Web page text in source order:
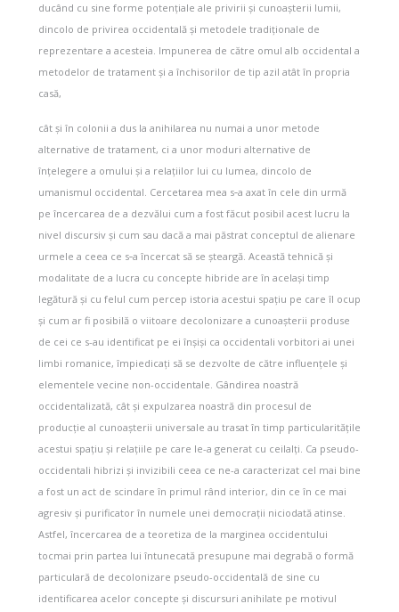
ducând cu sine forme potențiale ale privirii și cunoașterii lumii,
dincolo de privirea occidentală și metodele tradiționale de
reprezentare a acesteia. Impunerea de către omul alb occidental a
metodelor de tratament și a închisorilor de tip azil atât în propria
casă,
cât și în colonii a dus la anihilarea nu numai a unor metode
alternative de tratament, ci a unor moduri alternative de
înțelegere a omului și a relațiilor lui cu lumea, dincolo de
umanismul occidental. Cercetarea mea s‑a axat în cele din urmă
pe încercarea de a dezvălui cum a fost făcut posibil acest lucru la
nivel discursiv și cum sau dacă a mai păstrat conceptul de alienare
urmele a ceea ce s‑a încercat să se șteargă. Această tehnică și
modalitate de a lucra cu concepte hibride are în același timp
legătură și cu felul cum percep istoria acestui spațiu pe care îl ocup
și cum ar fi posibilă o viitoare decolonizare a cunoașterii produse
de cei ce s-au identificat pe ei înșiși ca occidentali vorbitori ai unei
limbi romanice, împiedicați să se dezvolte de către influențele și
elementele vecine non-occidentale. Gândirea noastră
occidentalizată, cât și expulzarea noastră din procesul de
producție al cunoașterii universale au trasat în timp particularitățile
acestui spațiu și relațiile pe care le-a generat cu ceilalți. Ca pseudo-
occidentali hibrizi și invizibili ceea ce ne-a caracterizat cel mai bine
a fost un act de scindare în primul rând interior, din ce în ce mai
agresiv și purificator în numele unei democrații niciodată atinse.
Astfel, încercarea de a teoretiza de la marginea occidentului
tocmai prin partea lui întunecată presupune mai degrabă o formă
particulară de decolonizare pseudo-occidentală de sine cu
identificarea acelor concepte și discursuri anihilate pe motivul